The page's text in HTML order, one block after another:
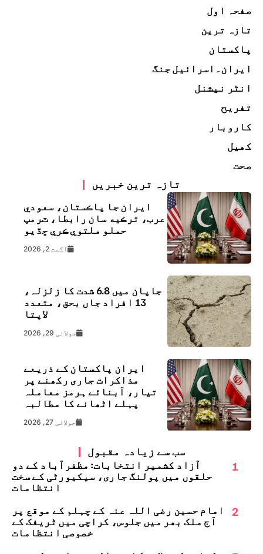
صفحہ اول
تازہ ترین
پاکستان
ایران۔اسرائیل جنگ
انٹر نیشنل
تفریح
کاروبار
کھیل
صحت
تازہ ترین خبریں
ايران جا پاڪستان، سعودي
عرب، ترڪيه سان رابطا، ٽرمپ
حملو ملتوي ڪري ڇڏيو
اگست 2, 2026
جاپان میں 6.8 شدت کا زلزلہ،
13 افراد جاں بحق، متعدد
لاپتا
جولائی 29, 2026
ایران پاکستان کے ذریعے
مذاکرات جاری رکھنے پر
تیار، آبنائے ہرمز معاملہ
پہلے اٹھانے کا مطالبہ
جولائی 27, 2026
سب سے زیادہ مقبول
1
آزاد کشمیر انتخابات: مظفرآباد کے دو
حلقوں میں پولنگ جاری، سیکیورٹی کے سخت
انتظامات
2
امام حسین رضی اللہ عنہ کے چہلم کے موقع پر
آج ملک بھر میں جلوس، کراچی میں ٹریفک کے
خصوصی انتظامات